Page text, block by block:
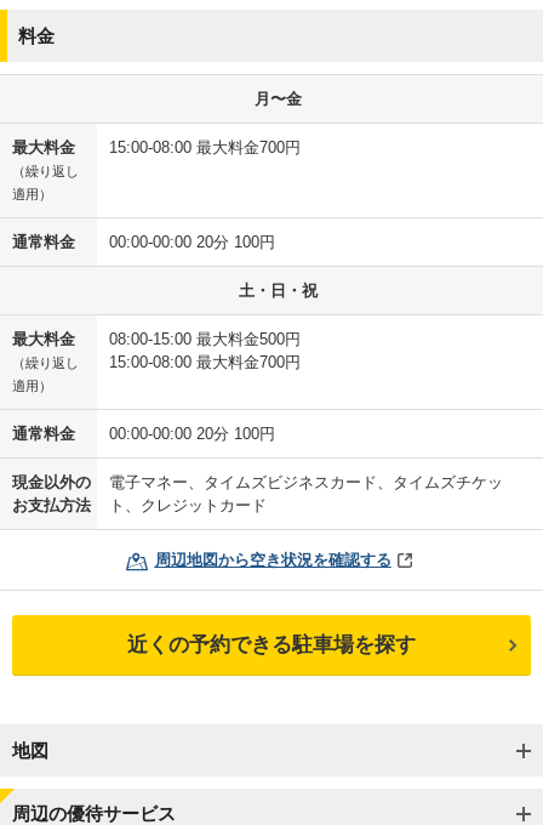
料金
月〜金
最大料金
（繰り返し
適用）
15:00-08:00 最大料金700円
通常料金 00:00-00:00 20分 100円
土・日・祝
最大料金
（繰り返し
適用）
08:00-15:00 最大料金500円
15:00-08:00 最大料金700円
通常料金 00:00-00:00 20分 100円
現金以外の
お支払方法
電子マネー、タイムズビジネスカード、タイムズチケッ
ト、クレジットカード
周辺地図から空き状況を確認する
近くの予約できる駐車場を探す
地図
周辺の優待サービス